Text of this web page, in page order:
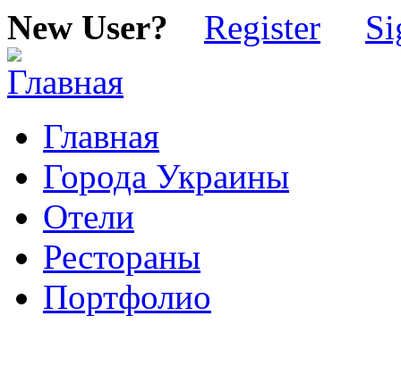
New User? Register
Главная
Города Украины
Отели
Рестораны
Портфолио